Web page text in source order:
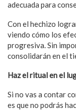
adecuada para
Con el hechizo
viendo cómo los
progresiva. Sin
consolidarán en el
Haz el ritual en el
Si no vas a contar
es que no podrás